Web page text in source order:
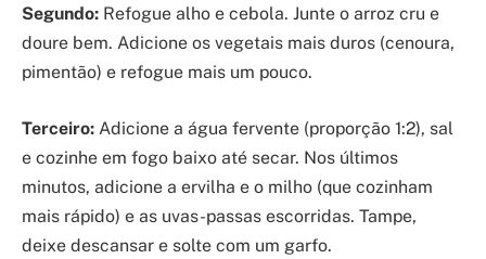
Segundo: Refogue alho e cebola. Junte o arroz cru e
doure bem. Adicione os vegetais mais duros (cenoura,
pimentão) e refogue mais um pouco.
Terceiro: Adicione a água fervente (proporção 1:2), sal
e cozinhe em fogo baixo até secar. Nos últimos
minutos, adicione a ervilha e o milho (que cozinham
mais rápido) e as uvas-passas escorridas. Tampe,
deixe descansar e solte com um garfo.